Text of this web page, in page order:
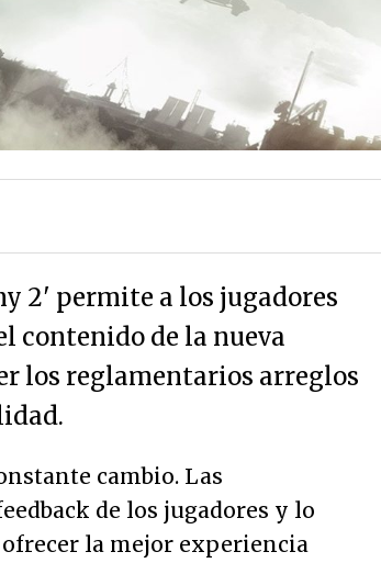
2' permite a los jugadores
contenido de la nueva
los reglamentarios arreglos
cambio. Las
de los jugadores y lo
la mejor experiencia